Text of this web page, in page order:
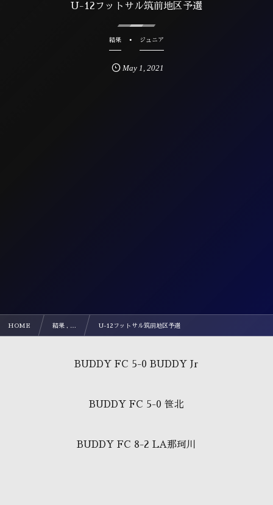
U-12フットサル筑前地区予選
結果 ジュニア
May 1 2021
HOME 結果 , … U-12フットサル筑前地区予選
BUDDY FC 5-0 BUDDY Jr
BUDDY FC 5-0 笹北
BUDDY FC 8-2 LA那珂川